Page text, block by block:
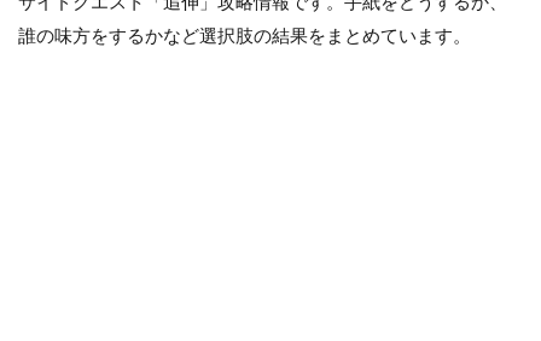
誰の味方をするかなど選択肢の結果をまとめています。